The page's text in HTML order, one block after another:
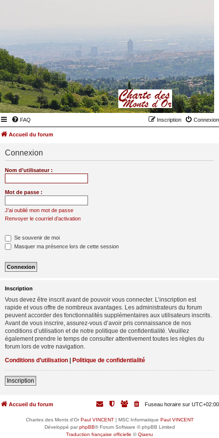
FAQ Connexion
Inscription
Accueil du forum
Connexion
Nom d’utilisateur :
Mot de passe :
J’ai oublié mon mot de passe
Renvoyer le courriel d’activation
Se souvenir de moi
Masquer ma présence lors de cette session
Inscription
Vous devez être inscrit avant de pouvoir vous connecter. L’inscription est
rapide et vous offre de nombreux avantages. Les administrateurs du forum
peuvent accorder des fonctionnalités supplémentaires aux utilisateurs inscrits.
Avant de vous inscrire, assurez-vous d’avoir pris connaissance de nos
conditions d’utilisation et de notre politique de confidentialité. Veuillez
également prendre le temps de consulter attentivement toutes les règles du
forum lors de votre navigation.
Conditions d’utilisation | Politique de confidentialité
Inscription
Accueil du forum Fuseau horaire sur UTC+02:00
Chartes des Monts d'OrPaul VINCENT| MSC Informatique Paul VINCENT
Développé parphpBB® Forum Software © phpBB Limited
Traduction française officielle ©Qiaeru